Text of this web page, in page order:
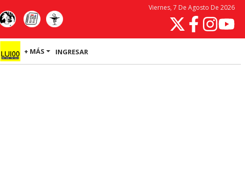
Viernes, 7 De Agosto De 2026
+ MÁS INGRESAR